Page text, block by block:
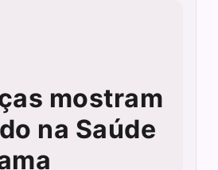
mostram
na Saúde